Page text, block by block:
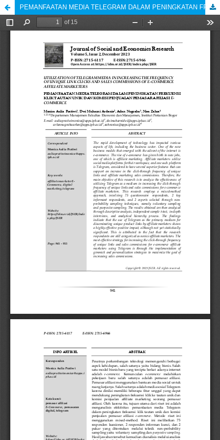
PEMANFAATAN MEDIA TELEGRAM DALAM PENINGKATAN FREKUENSI KLIK TAUTAN UNIK DAN KOMISI PENJUALAN PEMASAR AFILIASI E-COMMERCE